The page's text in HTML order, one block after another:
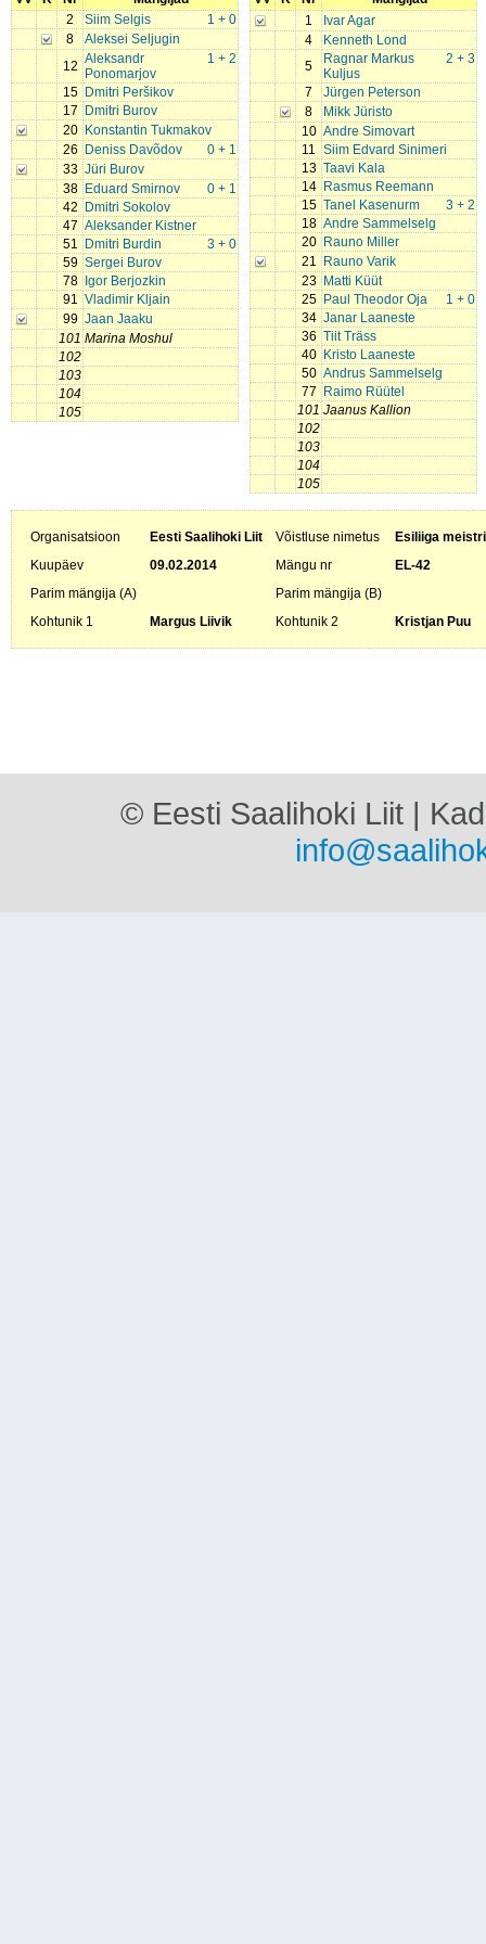
2
1 + 0
Siim Selgis
8
Aleksei Seljugin
12
1 + 2
Aleksandr
Ponomarjov
15
Dmitri Peršikov
17
Dmitri Burov
20
Konstantin Tukmakov
26
0 + 1
Deniss Davõdov
33 Jüri Burov
38
0 + 1
Eduard Smirnov
42
Dmitri Sokolov
47 Aleksander Kistner
51
3 + 0
Dmitri Burdin
59 Sergei Burov
78
Igor Berjozkin
91 Vladimir Kljain
99 Jaan Jaaku
101 Marina Moshul
102
103
104
105
1
Ivar Agar
4
Kenneth Lond
5
2 + 3
Ragnar Markus
Kuljus
7
Jürgen Peterson
8
Mikk Jüristo
10 Andre Simovart
11 Siim Edvard Sinimeri
13 Taavi Kala
14
Rasmus Reemann
15
3 + 2
Tanel Kasenurm
18 Andre Sammelselg
20
Rauno Miller
21
Rauno Varik
23
Matti Küüt
25
1 + 0
Paul Theodor Oja
34 Janar Laaneste
36 Tiit Träss
40
Kristo Laaneste
50 Andrus Sammelselg
77
Raimo Rüütel
101 Jaanus Kallion
102
103
104
105
Organisatsioon Eesti Saalihoki Liit Võistluse nimetus
Esiliiga
Kuupäev
09.02.2014 Mängu nr
EL-42
Parim mängija (A)
Parim mängija (B)
Kohtunik 1
Margus Liivik Kohtunik 2 Kristjan Puu
© Eesti Saalihoki Liit |